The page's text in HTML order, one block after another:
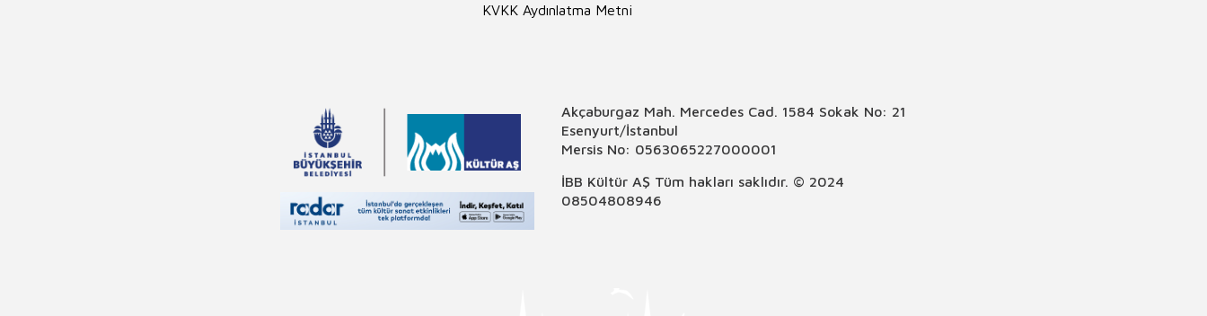
KVKK Aydınlatma Metni
Akçaburgaz Mah. Mercedes Cad. 1584 Sokak No: 21
Esenyurt/İstanbul
Mersis No: 0563065227000001
İBB Kültür AŞ Tüm hakları saklıdır. © 2024
08504808946